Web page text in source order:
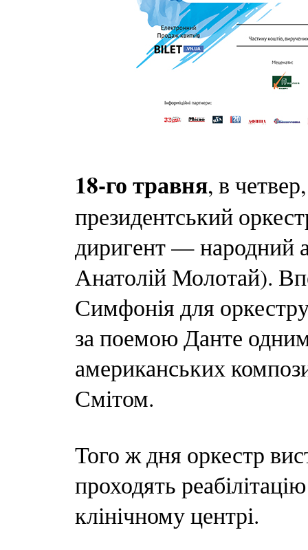
18-го травня, в
президентський
диригент — народний
Анатолій Молотай).
Симфонія для
за поемою Данте
американських
Смітом.
Того ж дня оркестр
проходять
клінічному центрі.